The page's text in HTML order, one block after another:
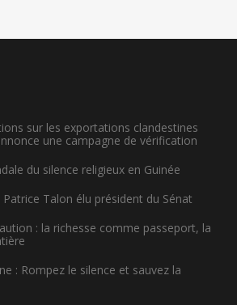
sur les exportations clandestines
une campagne de vérification
du silence religieux en Guinée
Patrice Talon élu président du Sénat
: la richesse comme passeport, la
: Rompez le silence et sauvez la